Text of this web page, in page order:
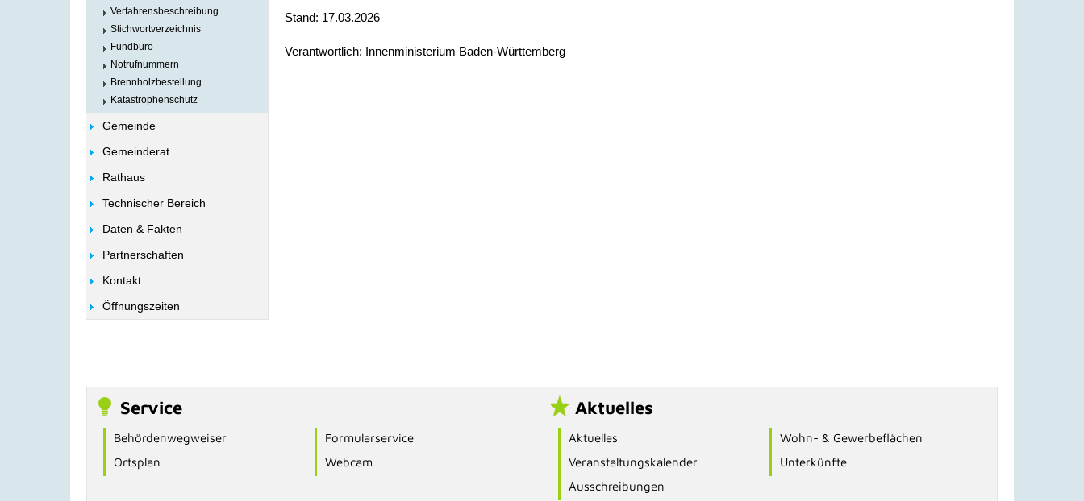
Verfahrensbeschreibung
Stichwortverzeichnis
Fundbüro
Notrufnummern
Brennholzbestellung
Katastrophenschutz
Gemeinde
Gemeinderat
Rathaus
Technischer Bereich
Daten & Fakten
Partnerschaften
Kontakt
Öffnungszeiten
Stand: 17.03.2026
Verantwortlich: Innenministerium Baden-Württemberg
Service
Behördenwegweiser
Formularservice
Ortsplan
Webcam
Aktuelles
Aktuelles
Wohn- & Gewerbeflächen
Veranstaltungskalender
Unterkünfte
Ausschreibungen